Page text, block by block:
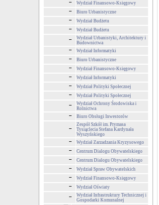
Wydział Finansowo-Księgowy
Biuro Urbanistyczne
Wydział Budżetu
Wydział Budżetu
Wydział Urbanistyki, Architektury i
Budownictwa
Wydział Informatyki
Biuro Urbanistyczne
Wydział Finansowo-Księgowy
Wydział Informatyki
Wydział Polityki Społecznej
Wydział Polityki Społecznej
Wydział Ochrony Środowiska i
Rolnictwa
Biuro Obsługi Inwestorów
Zespół Szkół im. Prymasa
Tysiąclecia Stefana Kardynała
Wyszyńskiego
Wydział Zarzadzania Kryzysowego
Centrum Dialogu Obywatelskiego
Centrum Dialogu Obywatelskiego
Wydział Spraw Obywatelskich
Wydział Finansowo-Księgowy
Wydział Oświaty
Wydział Infrastruktury Technicznej i
Gospodarki Komunalnej